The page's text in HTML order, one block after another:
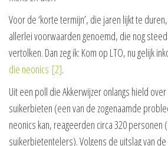
Voor de ‘korte termijn’, die jaren lijkt te
allerlei voorwaarden genoemd, die nog
vertolken. Dan zeg ik: Kom op LTO, nu gelijk
die neonics [2].
Uit een poll die Akkerwijzer onlangs hield
suikerbieten (een van de zogenaamde
neonics kan, reageerden circa 320 personen
suikerbietentelers). Volgens de uitslag van